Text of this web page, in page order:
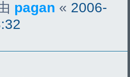
pagan « 2006-